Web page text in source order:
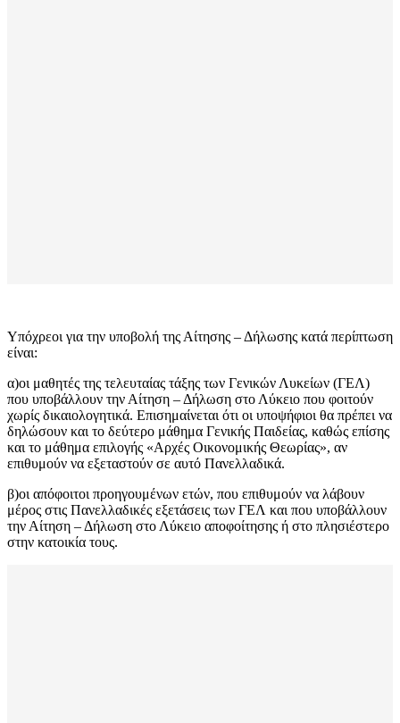
Υπόχρεοι για την υποβολή της Αίτησης – Δήλωσης κατά περίπτωση
είναι:
α)οι μαθητές της τελευταίας τάξης των Γενικών Λυκείων (ΓΕΛ)
που υποβάλλουν την Αίτηση – Δήλωση στο Λύκειο που φοιτούν
χωρίς δικαιολογητικά. Επισημαίνεται ότι οι υποψήφιοι θα πρέπει να
δηλώσουν και το δεύτερο μάθημα Γενικής Παιδείας, καθώς επίσης
και το μάθημα επιλογής «Αρχές Οικονομικής Θεωρίας», αν
επιθυμούν να εξεταστούν σε αυτό Πανελλαδικά.
β)οι απόφοιτοι προηγουμένων ετών, που επιθυμούν να λάβουν
μέρος στις Πανελλαδικές εξετάσεις των ΓΕΛ και που υποβάλλουν
την Αίτηση – Δήλωση στο Λύκειο αποφοίτησης ή στο πλησιέστερο
στην κατοικία τους.